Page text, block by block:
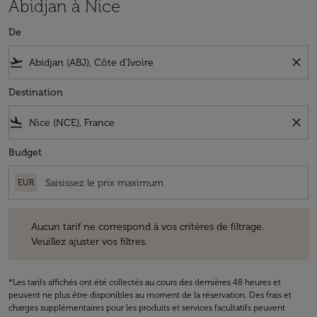
Abidjan à Nice
De
flight_takeoff close
Destination
flight_land close
Budget
EUR
Aucun tarif ne correspond à vos critères de filtrage.
Veuillez ajuster vos filtres.
*Les tarifs affichés ont été collectés au cours des dernières 48 heures et
peuvent ne plus être disponibles au moment de la réservation. Des frais et
charges supplémentaires pour les produits et services facultatifs peuvent